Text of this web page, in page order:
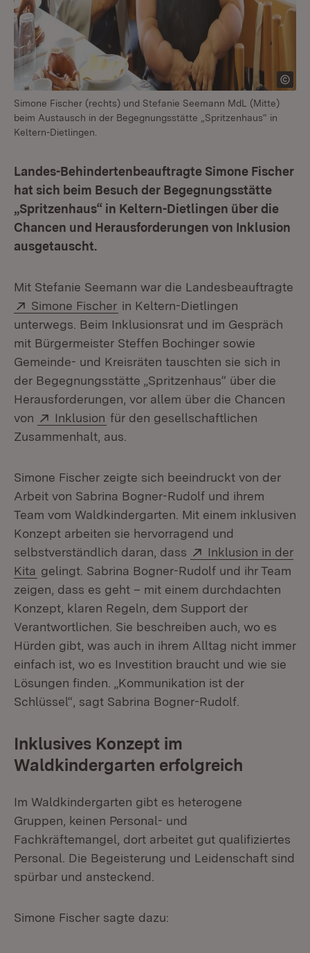
Simone Fischer (rechts) und Stefanie Seemann MdL (Mitte)
beim Austausch in der Begegnungsstätte „Spritzenhaus“ in
Keltern-Dietlingen.
Landes-Behindertenbeauftragte Simone Fischer
hat sich beim Besuch der Begegnungsstätte
„Spritzenhaus“ in Keltern-Dietlingen über die
Chancen und Herausforderungen von Inklusion
ausgetauscht.
Mit Stefanie Seemann war die Landesbeauftragte
Extern:
Simone Fischer (Öffnet in neuem Fenster)
in Keltern-Dietlingen
unterwegs. Beim Inklusionsrat und im Gespräch
mit Bürgermeister Steffen Bochinger sowie
Gemeinde- und Kreisräten tauschten sie sich in
der Begegnungsstätte „Spritzenhaus“ über die
Herausforderungen, vor allem über die Chancen
von
Extern:
Inklusion (Öffnet in neuem Fenster)
für den gesellschaftlichen
Zusammenhalt, aus.
Simone Fischer zeigte sich beeindruckt von der
Arbeit von Sabrina Bogner-Rudolf und ihrem
Team vom Waldkindergarten. Mit einem inklusiven
Konzept arbeiten sie hervorragend und
selbstverständlich daran, dass
Extern:
Inklusion in der
Kita (Öffnet in neuem Fenster)
gelingt. Sabrina Bogner-Rudolf und ihr Team
zeigen, dass es geht – mit einem durchdachten
Konzept, klaren Regeln, dem Support der
Verantwortlichen. Sie beschreiben auch, wo es
Hürden gibt, was auch in ihrem Alltag nicht immer
einfach ist, wo es Investition braucht und wie sie
Lösungen finden. „Kommunikation ist der
Schlüssel“, sagt Sabrina Bogner-Rudolf.
Inklusives Konzept im
Waldkindergarten erfolgreich
Im Waldkindergarten gibt es heterogene
Gruppen, keinen Personal- und
Fachkräftemangel, dort arbeitet gut qualifiziertes
Personal. Die Begeisterung und Leidenschaft sind
spürbar und ansteckend.
Simone Fischer sagte dazu: